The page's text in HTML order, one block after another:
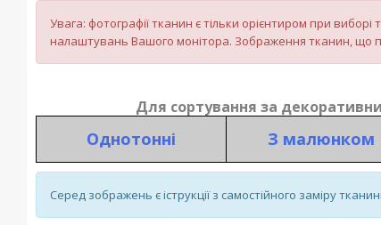
Увага: фотографії тканин є тільки орієнтиром при
налаштувань Вашого монітора. Зображення тканин, що
Для сортування за
Однотонні З малюнком
Серед зображень є іструкції з самостійного заміру